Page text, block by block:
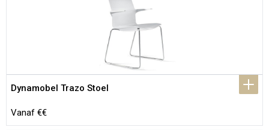
Dynamobel Trazo Stoel
Vanaf €€